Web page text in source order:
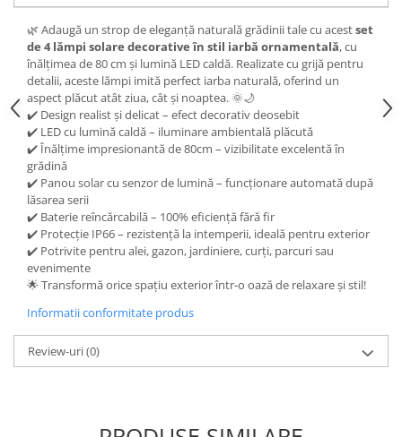
🌿 Adaugă un strop de eleganță naturală grădinii tale cu acestset
de 4 lămpi solare decorative în stil iarbă ornamentală, cu
înălțimea de 80 cm și lumină LED caldă. Realizate cu grijă pentru
detalii, aceste lămpi imită perfect iarba naturală, oferind un
aspect plăcut atât ziua, cât și noaptea. 🌞🌙
✔️ Design realist și delicat – efect decorativ deosebit
✔️ LED cu lumină caldă – iluminare ambientală plăcută
✔️ Înălțime impresionantă de 80cm – vizibilitate excelentă în
grădină
✔️ Panou solar cu senzor de lumină – funcționare automată după
lăsarea serii
✔️ Baterie reîncărcabilă – 100% eficiență fără fir
✔️ Protecție IP66 – rezistență la intemperii, ideală pentru exterior
✔️ Potrivite pentru alei, gazon, jardiniere, curți, parcuri sau
evenimente
🌟 Transformă orice spațiu exterior într-o oază de relaxare și stil!
Informatii conformitate produs
Review-uri(0)